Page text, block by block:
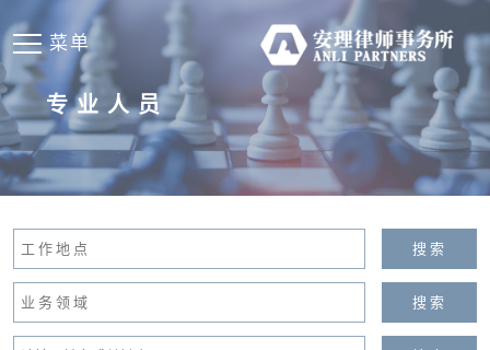
菜单
专业人员